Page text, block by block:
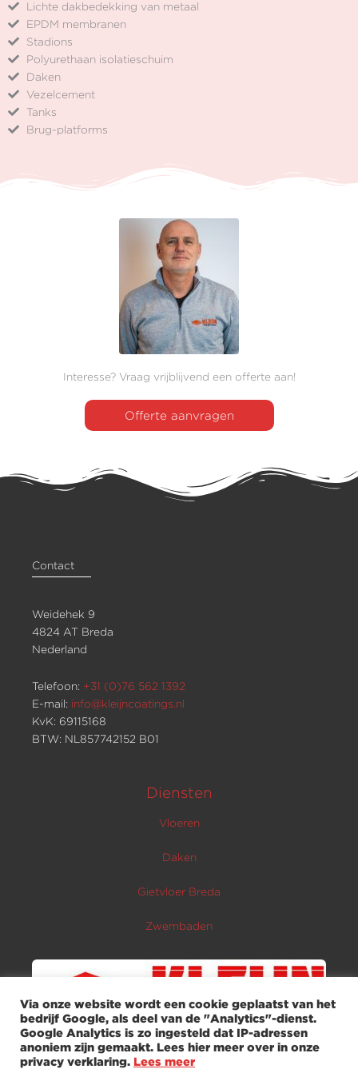
Lichte dakbedekking van metaal
EPDM membranen
Stadions
Polyurethaan isolatieschuim
Daken
Vezelcement
Tanks
Brug-platforms
Interesse? Vraag vrijblijvend een offerte aan!
Offerte aanvragen
Contact
Weidehek 9
4824 AT Breda
Nederland
Telefoon: +31 (0)76 562 1392
E-mail: info@kleijncoatings.nl
KvK: 69115168
BTW: NL857742152 B01
Diensten
Vloeren
Daken
Gietvloer Breda
Zwembaden
Copyright © 2026 Kleijn Coatings | Privacy |
Via onze website wordt een cookie geplaatst van het
bedrijf Google, als deel van de "Analytics"-dienst.
Google Analytics is zo ingesteld dat IP-adressen
anoniem zijn gemaakt. Lees hier meer over in onze
privacy verklaring. Lees meer